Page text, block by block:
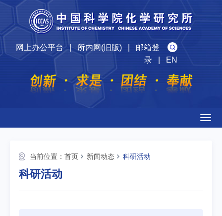
网上办公平台|所内网(旧版)| 邮箱登
录| EN
当前位置： 首页 新闻动态 科研活动
科研活动